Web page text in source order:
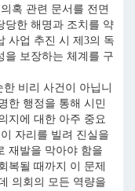
혹 관련 문서를 전면
당한 해명과 조치를 약
사업 추진 시 제3의 독
을 보장하는 체계를 구
비리 사건이 아닙니
한 행정을 통해 시민
지에 대한 아주 중요
자리를 빌려 진실을
재발을 막아야 함을
복될 때까지 이 문제
의회의 모든 역량을